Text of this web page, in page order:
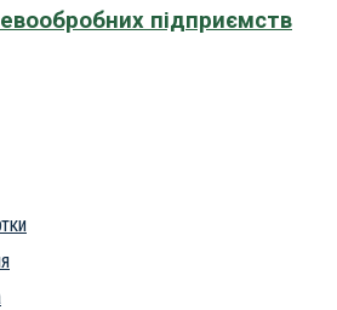
підприємств